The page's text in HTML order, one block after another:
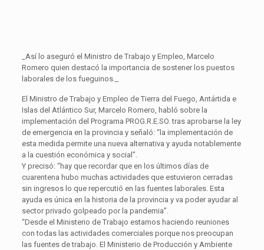
_Así lo aseguró el Ministro de Trabajo y Empleo, Marcelo
Romero quien destacó la importancia de sostener los puestos
laborales de los fueguinos._
El Ministro de Trabajo y Empleo de Tierra del Fuego, Antártida e
Islas del Atlántico Sur, Marcelo Romero, habló sobre la
implementación del Programa PROG.R.E.SO. tras aprobarse la ley
de emergencia en la provincia y señaló: “la implementación de
esta medida permite una nueva alternativa y ayuda notablemente
a la cuestión económica y social”.
Y precisó: “hay que recordar que en los últimos días de
cuarentena hubo muchas actividades que estuvieron cerradas
sin ingresos lo que repercutió en las fuentes laborales. Esta
ayuda es única en la historia de la provincia y va poder ayudar al
sector privado golpeado por la pandemia”.
“Desde el Ministerio de Trabajo estamos haciendo reuniones
con todas las actividades comerciales porque nos preocupan
las fuentes de trabajo. El Ministerio de Producción y Ambiente